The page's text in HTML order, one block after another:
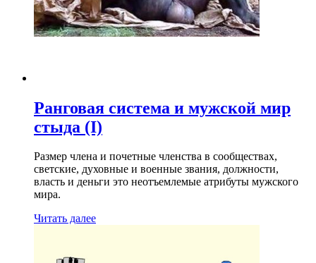
Ранговая система и мужской мир
стыда (I)
Размер члена и почетные членства в сообществах,
светские, духовные и военные звания, должности,
власть и деньги это неотъемлемые атрибуты мужского
мира.
Читать далее